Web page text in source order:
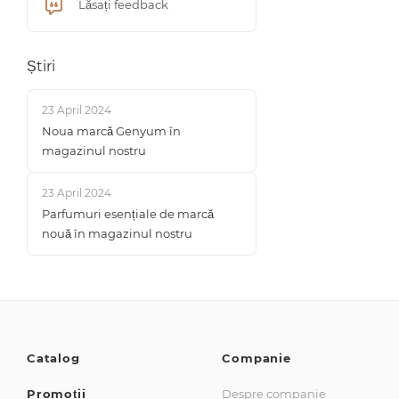
Lăsați feedback
Știri
23 April 2024
Noua marcă Genyum în
magazinul nostru
23 April 2024
Parfumuri esențiale de marcă
nouă în magazinul nostru
Catalog
Promoții
Companie
Despre companie